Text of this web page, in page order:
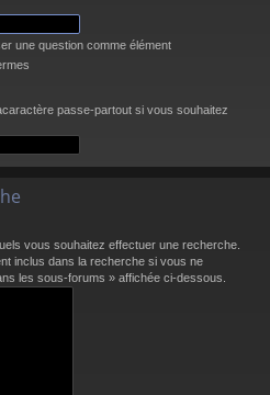
une question comme élément
passe-partout si vous souhaitez
vous souhaitez effectuer une recherche.
inclus dans la recherche si vous ne
les sous-forums » affichée ci-dessous.